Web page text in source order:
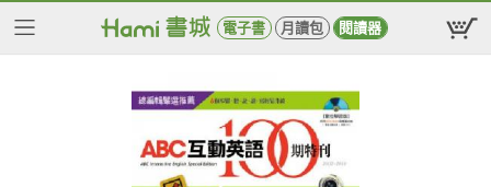
電子書 月讀包 閱讀器